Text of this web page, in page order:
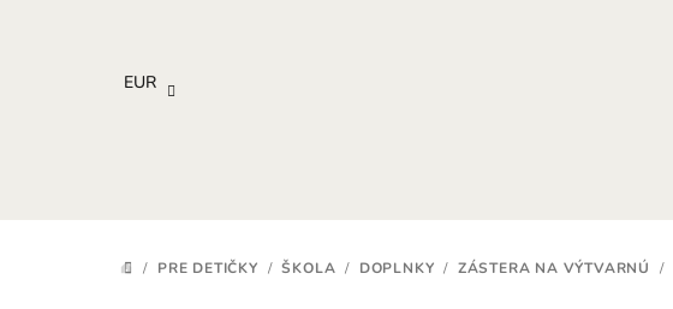
EUR
DOMOV
/ PRE DETIČKY / ŠKOLA / DOPLNKY / ZÁSTERA NA VÝTVARNÚ /